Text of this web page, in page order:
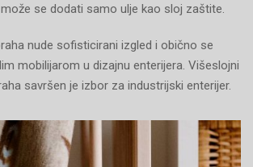
se dodati samo ulje kao sloj zaštite.
nude sofisticirani izgled i obično se
mobilijarom u dizajnu enterijera. Višeslojni
savršen je izbor za industrijski enterijer.